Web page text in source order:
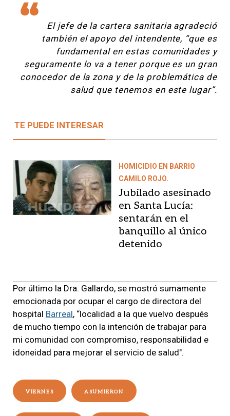
El jefe de la cartera sanitaria agradeció
también el apoyo del intendente, “que es
fundamental en estas comunidades y
seguramente lo va a tener porque es un gran
conocedor de la zona y de la problemática de
salud que tenemos en este lugar”.
TE PUEDE INTERESAR
HOMICIDIO EN BARRIO
CAMILO ROJO.
Jubilado asesinado
en Santa Lucía:
sentarán en el
banquillo al único
detenido
Por último la Dra. Gallardo, se mostró sumamente
emocionada por ocupar el cargo de directora del
hospital Barreal, “localidad a la que vuelvo después
de mucho tiempo con la intención de trabajar para
mi comunidad con compromiso, responsabilidad e
idoneidad para mejorar el servicio de salud".
VIERNES ASUMIERON